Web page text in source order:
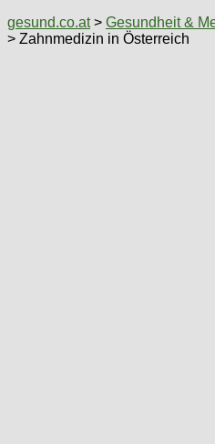
gesund.co.at> Gesundheit &
> Zahnmedizin in Österreich